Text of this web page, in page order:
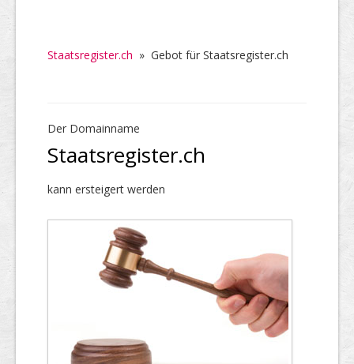
Staatsregister.ch » Gebot für Staatsregister.ch
Der Domainname
Staatsregister.ch
kann ersteigert werden